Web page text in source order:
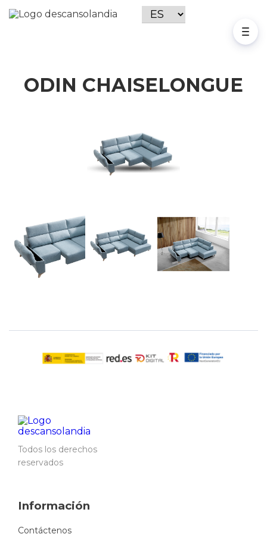
ODIN CHAISELONGUE
Todos los derechos
reservados
Información
Contáctenos